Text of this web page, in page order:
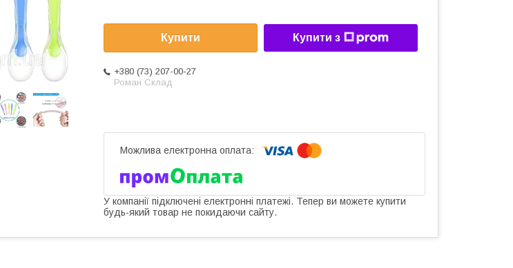
Купити Купити з
+380 (73) 207-00-27
Роман Склад
У компанії підключені електронні платежі. Тепер ви можете купити
будь-який товар не покидаючи сайту.